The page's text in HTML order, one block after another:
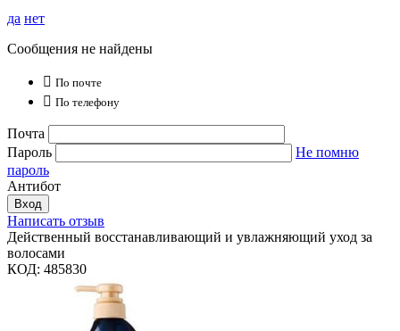
да нет
Сообщения не найдены
 По почте
 По телефону
Почта
Пароль
Не помню
пароль
Антибот
Вход
Написать отзыв
Действенный восстанавливающий и увлажняющий уход за
волосами
КОД: 485830